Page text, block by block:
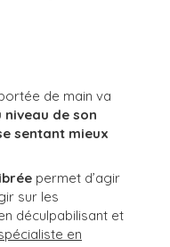
de main va
de son
sentant mieux
permet d’agir
sur les
déculpabilisant et
en